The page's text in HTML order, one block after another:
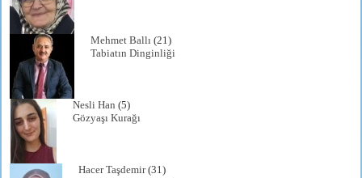
Mehmet Ballı (21)
Tabiatın Dinginliği
Nesli Han (5)
Gözyaşı Kurağı
Hacer Taşdemir(31)